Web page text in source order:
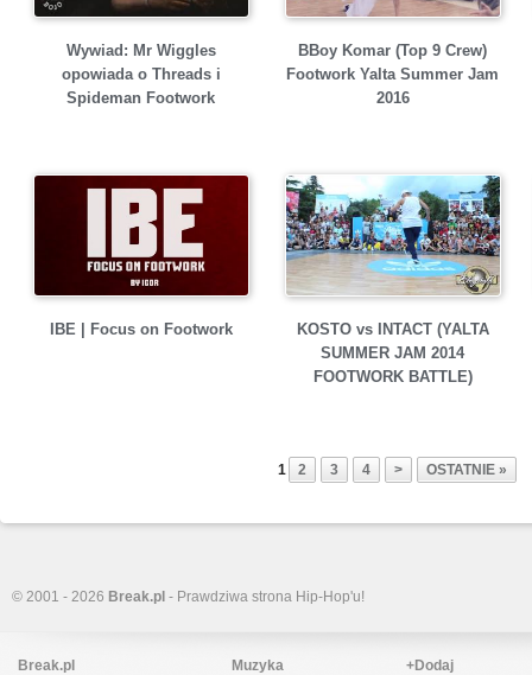
Wywiad: Mr Wiggles
opowiada o Threads i
Spideman Footwork
BBoy Komar (Top 9 Crew)
Footwork Yalta Summer Jam
2016
IBE | Focus on Footwork
KOSTO vs INTACT (YALTA
SUMMER JAM 2014
FOOTWORK BATTLE)
1 2 3 4 > OSTATNIE »
© 2001 - 2026 Break.pl - Prawdziwa strona Hip-Hop'u!
Break.pl
Muzyka
+Dodaj